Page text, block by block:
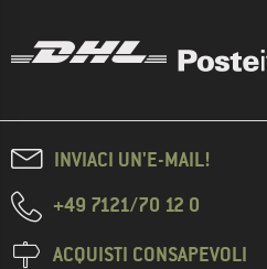
INVIACI UN'E-MAIL!
+49 7121/70 12 0
ACQUISTI CONSAPEVOLI